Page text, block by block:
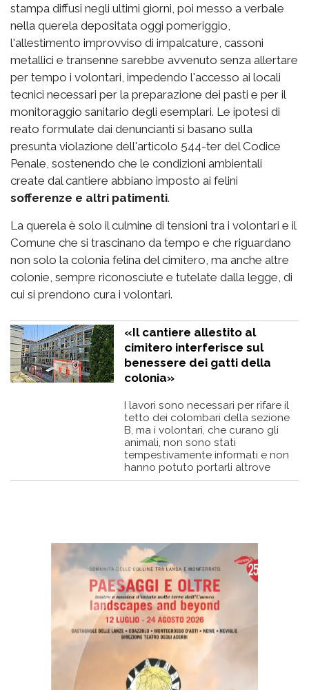
stampa diffusi negli ultimi giorni, poi messo a verbale
nella querela depositata oggi pomeriggio,
l'allestimento improvviso di impalcature, cassoni
metallici e transenne sarebbe avvenuto senza allertare
per tempo i volontari, impedendo l'accesso ai locali
tecnici necessari per la preparazione dei pasti e per il
monitoraggio sanitario degli esemplari. Le ipotesi di
reato formulate dai denuncianti si basano sulla
presunta violazione dell'articolo 544-ter del Codice
Penale, sostenendo che le condizioni ambientali
create dal cantiere abbiano imposto ai felini
sofferenze e altri patimenti.
La querela è solo il culmine di tensioni tra i volontari e il
Comune che si trascinano da tempo e che riguardano
non solo la colonia felina del cimitero, ma anche altre
colonie, sempre riconosciute e tutelate dalla legge, di
cui si prendono cura i volontari.
«Il cantiere allestito al
cimitero interferisce sul
benessere dei gatti della
colonia»
I lavori sono necessari per rifare il
tetto dei colombari della sezione
B, ma i volontari, che curano gli
animali, non sono stati
tempestivamente informati e non
hanno potuto portarli altrove